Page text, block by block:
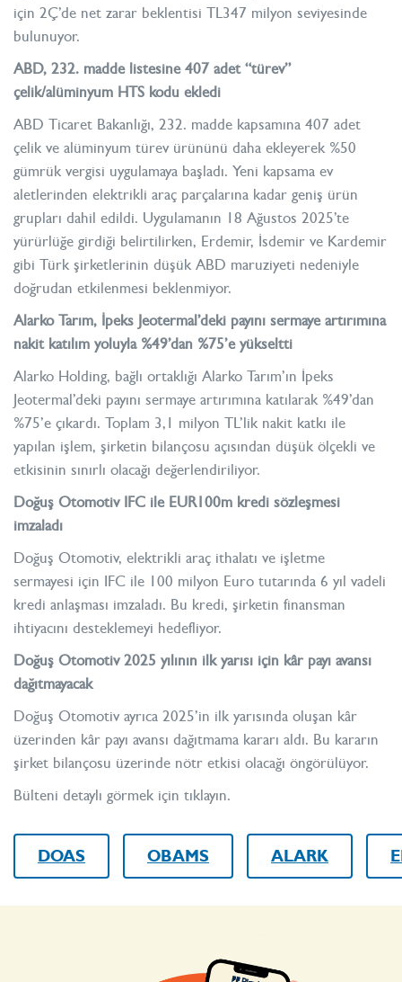
için 2Ç’de net zarar beklentisi TL347 milyon seviyesinde
bulunuyor.
ABD, 232. madde listesine 407 adet “türev”
çelik/alüminyum HTS kodu ekledi
ABD Ticaret Bakanlığı, 232. madde kapsamına 407 adet
çelik ve alüminyum türev ürününü daha ekleyerek %50
gümrük vergisi uygulamaya başladı. Yeni kapsama ev
aletlerinden elektrikli araç parçalarına kadar geniş ürün
grupları dahil edildi. Uygulamanın 18 Ağustos 2025’te
yürürlüğe girdiği belirtilirken, Erdemir, İsdemir ve Kardemir
gibi Türk şirketlerinin düşük ABD maruziyeti nedeniyle
doğrudan etkilenmesi beklenmiyor.
Alarko Tarım, İpeks Jeotermal’deki payını sermaye artırımına
nakit katılım yoluyla %49’dan %75’e yükseltti
Alarko Holding, bağlı ortaklığı Alarko Tarım’ın İpeks
Jeotermal’deki payını sermaye artırımına katılarak %49’dan
%75’e çıkardı. Toplam 3,1 milyon TL’lik nakit katkı ile
yapılan işlem, şirketin bilançosu açısından düşük ölçekli ve
etkisinin sınırlı olacağı değerlendiriliyor.
Doğuş Otomotiv IFC ile EUR100m kredi sözleşmesi
imzaladı
Doğuş Otomotiv, elektrikli araç ithalatı ve işletme
sermayesi için IFC ile 100 milyon Euro tutarında 6 yıl vadeli
kredi anlaşması imzaladı. Bu kredi, şirketin finansman
ihtiyacını desteklemeyi hedefliyor.
Doğuş Otomotiv 2025 yılının ilk yarısı için kâr payı avansı
dağıtmayacak
Doğuş Otomotiv ayrıca 2025’in ilk yarısında oluşan kâr
üzerinden kâr payı avansı dağıtmama kararı aldı. Bu kararın
şirket bilançosu üzerinde nötr etkisi olacağı öngörülüyor.
Bülteni detaylı görmek için tıklayın.
DOAS OBAMS ALARK